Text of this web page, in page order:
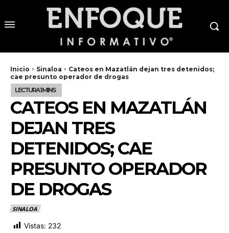
Inicio Sinaloa
Cateos en Mazatlán dejan tres detenidos;
cae presunto operador de drogas
CATEOS EN MAZATLÁN
DEJAN TRES
DETENIDOS; CAE
PRESUNTO OPERADOR
DE DROGAS
SINALOA
Vistas: 232